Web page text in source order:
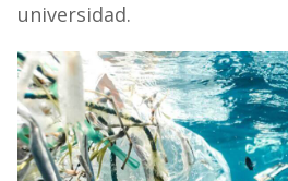
universidad.